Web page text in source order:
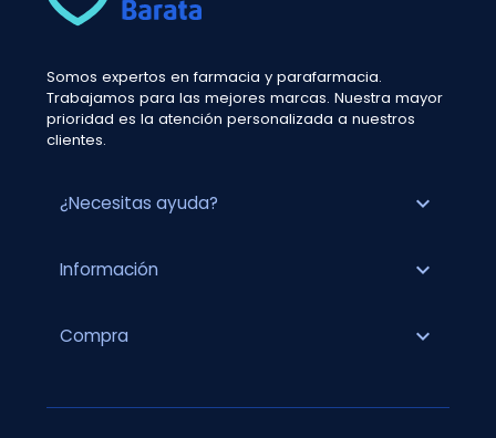
Somos expertos en farmacia y parafarmacia.
Trabajamos para las mejores marcas. Nuestra mayor
prioridad es la atención personalizada a nuestros
clientes.
¿Necesitas ayuda? expand_more
Información expand_more
Compra expand_more